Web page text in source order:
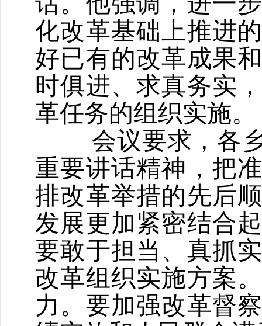
化改革基础上推进
好已有的改革成果
时俱进、求真务实
革任务的组织实施。
会议要求，各
重要讲话精神，把
排改革举措的先后
发展更加紧密结合
要敢于担当、真抓
改革组织实施方案
力。要加强改革督